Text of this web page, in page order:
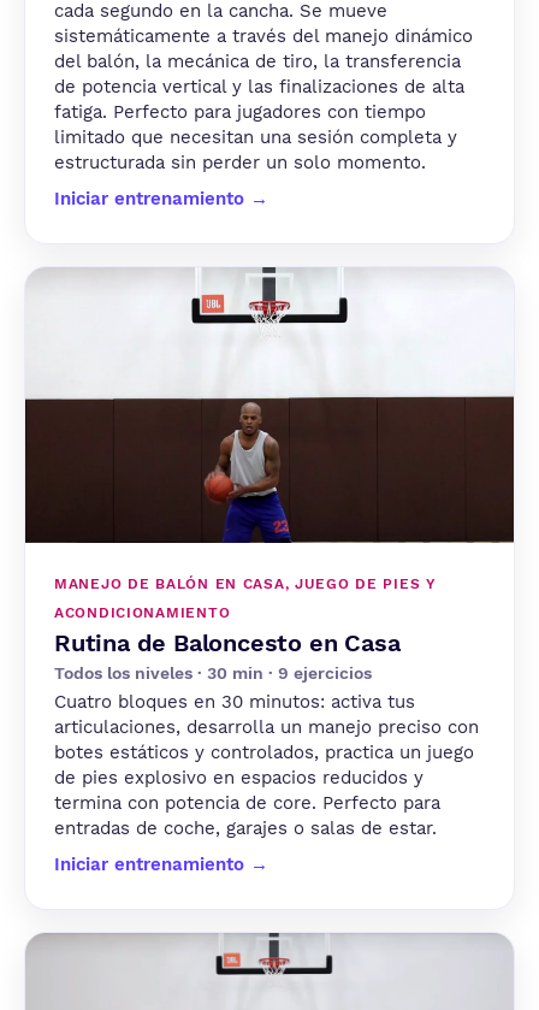
cada segundo en la cancha. Se mueve
sistemáticamente a través del manejo dinámico
del balón, la mecánica de tiro, la transferencia
de potencia vertical y las finalizaciones de alta
fatiga. Perfecto para jugadores con tiempo
limitado que necesitan una sesión completa y
estructurada sin perder un solo momento.
Iniciar entrenamiento →
MANEJO DE BALÓN EN CASA, JUEGO DE PIES Y
ACONDICIONAMIENTO
Rutina de Baloncesto en Casa
Todos los niveles · 30 min · 9 ejercicios
Cuatro bloques en 30 minutos: activa tus
articulaciones, desarrolla un manejo preciso con
botes estáticos y controlados, practica un juego
de pies explosivo en espacios reducidos y
termina con potencia de core. Perfecto para
entradas de coche, garajes o salas de estar.
Iniciar entrenamiento →